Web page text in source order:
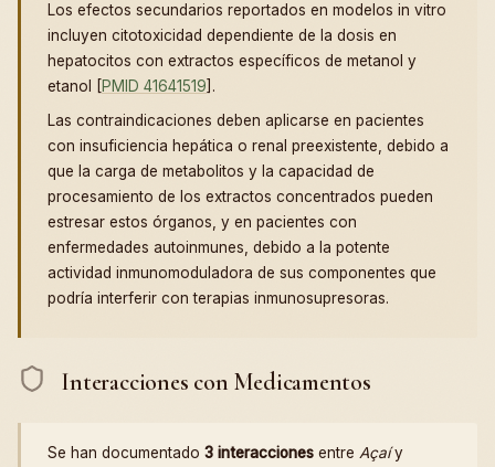
Los efectos secundarios reportados en modelos in vitro
incluyen citotoxicidad dependiente de la dosis en
hepatocitos con extractos específicos de metanol y
etanol [PMID 41641519].
Las contraindicaciones deben aplicarse en pacientes
con insuficiencia hepática o renal preexistente, debido a
que la carga de metabolitos y la capacidad de
procesamiento de los extractos concentrados pueden
estresar estos órganos, y en pacientes con
enfermedades autoinmunes, debido a la potente
actividad inmunomoduladora de sus componentes que
podría interferir con terapias inmunosupresoras.
Interacciones con Medicamentos
Se han documentado 3 interacciones entre Açaíy